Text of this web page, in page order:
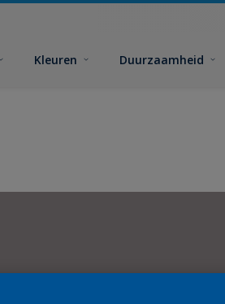
Kleuren Duurzaamheid